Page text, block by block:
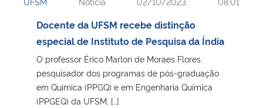
Docente da UFSM recebe distinção
especial de Instituto de Pesquisa da Índia
O professor Érico Marlon de Moraes Flores,
pesquisador dos programas de pós-graduação
em Química (PPGQ) e em Engenharia Química
(PPGEQ) da UFSM, […]